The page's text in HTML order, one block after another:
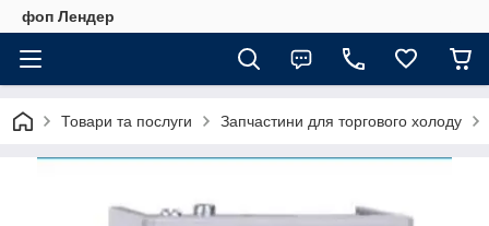
фоп Лендер
Товари та послуги Запчастини для торгового холоду